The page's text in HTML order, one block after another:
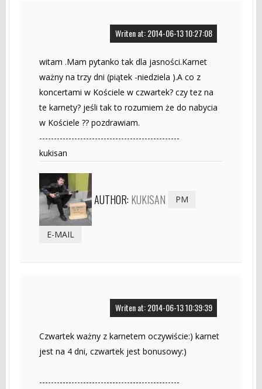
Writen at: 2014-06-13 10:27:08
witam .Mam pytanko tak dla jasności.Karnet
ważny na trzy dni (piątek -niedziela ).A co z
koncertami w Kościele w czwartek? czy tez na
te karnety? jeśli tak to rozumiem że do nabycia
w Kościele ?? pozdrawiam.
------------------------------------------------
kukisan
AUTHOR: KUKISAN PM
E-MAIL
Writen at: 2014-06-13 10:39:39
Czwartek ważny z karnetem oczywiście:) karnet
jest na 4 dni, czwartek jest bonusowy:)
------------------------------------------------